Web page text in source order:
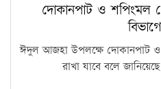
দোকানপাট ও শপিংমল
ঈদুল আজহা উপলক্ষে দোকানপাট ও
রাখা যাবে বলে